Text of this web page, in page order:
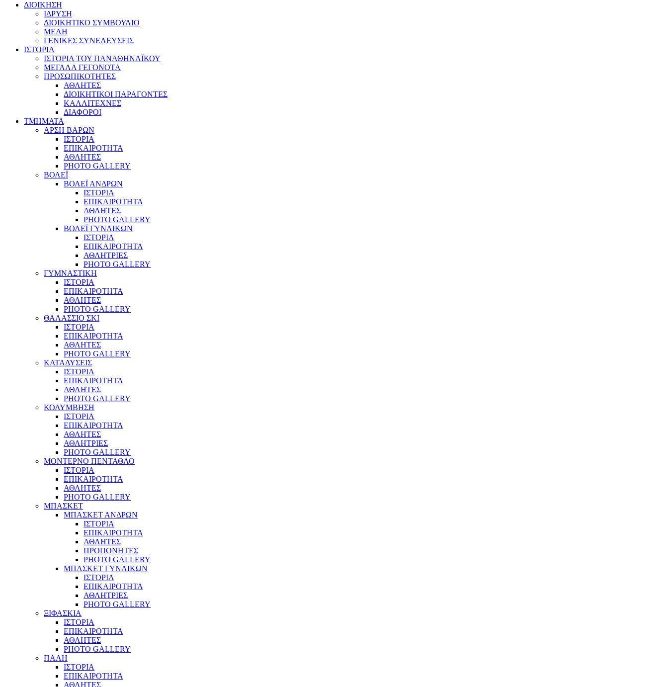
ΔΙΟΙΚΗΣΗ
ΙΔΡΥΣΗ
ΔΙΟΙΚΗΤΙΚΟ ΣΥΜΒΟΥΛΙΟ
ΜΕΛΗ
ΓΕΝΙΚΕΣ ΣΥΝΕΛΕΥΣΕΙΣ
ΙΣΤΟΡΙΑ
ΙΣΤΟΡΙΑ ΤΟΥ ΠΑΝΑΘΗΝΑΪΚΟΥ
ΜΕΓΑΛΑ ΓΕΓΟΝΟΤΑ
ΠΡΟΣΩΠΙΚΟΤΗΤΕΣ
ΑΘΛΗΤΕΣ
ΔΙΟΙΚΗΤΙΚΟΙ ΠΑΡΑΓΟΝΤΕΣ
ΚΑΛΛΙΤΕΧΝΕΣ
ΔΙΑΦΟΡΟΙ
ΤΜΗΜΑΤΑ
ΑΡΣΗ ΒΑΡΩΝ
ΙΣΤΟΡΙΑ
ΕΠΙΚΑΙΡΟΤΗΤΑ
ΑΘΛΗΤΕΣ
PHOTO GALLERY
ΒΟΛΕΪ
ΒΟΛΕΪ ΑΝΔΡΩΝ
ΙΣΤΟΡΙΑ
ΕΠΙΚΑΙΡΟΤΗΤΑ
ΑΘΛΗΤΕΣ
PHOTO GALLERY
ΒΟΛΕΪ ΓΥΝΑΙΚΩΝ
ΙΣΤΟΡΙΑ
ΕΠΙΚΑΙΡΟΤΗΤΑ
ΑΘΛΗΤΡΙΕΣ
PHOTO GALLERY
ΓΥΜΝΑΣΤΙΚΗ
ΙΣΤΟΡΙΑ
ΕΠΙΚΑΙΡΟΤΗΤΑ
ΑΘΛΗΤΕΣ
PHOTO GALLERY
ΘΑΛΑΣΣΙΟ ΣΚΙ
ΙΣΤΟΡΙΑ
ΕΠΙΚΑΙΡΟΤΗΤΑ
ΑΘΛΗΤΕΣ
PHOTO GALLERY
ΚΑΤΑΔΥΣΕΙΣ
ΙΣΤΟΡΙΑ
ΕΠΙΚΑΙΡΟΤΗΤΑ
ΑΘΛΗΤΕΣ
PHOTO GALLERY
ΚΟΛΥΜΒΗΣΗ
ΙΣΤΟΡΙΑ
ΕΠΙΚΑΙΡΟΤΗΤΑ
ΑΘΛΗΤΕΣ
ΑΘΛΗΤΡΙΕΣ
PHOTO GALLERY
ΜΟΝΤΕΡΝΟ ΠΕΝΤΑΘΛΟ
ΙΣΤΟΡΙΑ
ΕΠΙΚΑΙΡΟΤΗΤΑ
ΑΘΛΗΤΕΣ
PHOTO GALLERY
ΜΠΑΣΚΕΤ
ΜΠΑΣΚΕΤ ΑΝΔΡΩΝ
ΙΣΤΟΡΙΑ
ΕΠΙΚΑΙΡΟΤΗΤΑ
ΑΘΛΗΤΕΣ
ΠΡΟΠΟΝΗΤΕΣ
PHOTO GALLERY
ΜΠΑΣΚΕΤ ΓΥΝΑΙΚΩΝ
ΙΣΤΟΡΙΑ
ΕΠΙΚΑΙΡΟΤΗΤΑ
ΑΘΛΗΤΡΙΕΣ
PHOTO GALLERY
ΞΙΦΑΣΚΙΑ
ΙΣΤΟΡΙΑ
ΕΠΙΚΑΙΡΟΤΗΤΑ
ΑΘΛΗΤΕΣ
PHOTO GALLERY
ΠΑΛΗ
ΙΣΤΟΡΙΑ
ΕΠΙΚΑΙΡΟΤΗΤΑ
ΑΘΛΗΤΕΣ